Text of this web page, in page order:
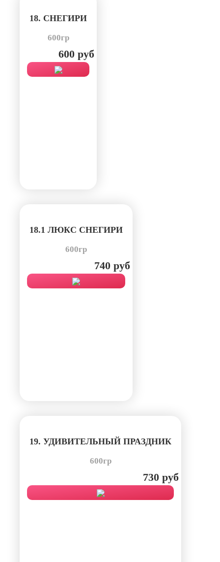
18. СНЕГИРИ
600гр
600 руб
18.1 ЛЮКС СНЕГИРИ
600гр
740 руб
19. УДИВИТЕЛЬНЫЙ ПРАЗДНИК
600гр
730 руб